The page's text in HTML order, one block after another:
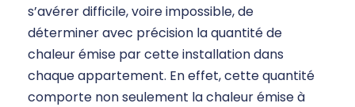
s’avérer difficile, voire impossible, de
déterminer avec précision la quantité de
chaleur émise par cette installation dans
chaque appartement. En effet, cette quantité
comporte non seulement la chaleur émise à